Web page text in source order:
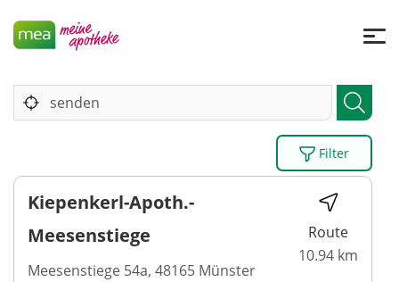
Filter
Kiepenkerl-Apoth.-
Meesenstiege
Meesenstiege 54a, 48165 Münster
Route
10.94 km